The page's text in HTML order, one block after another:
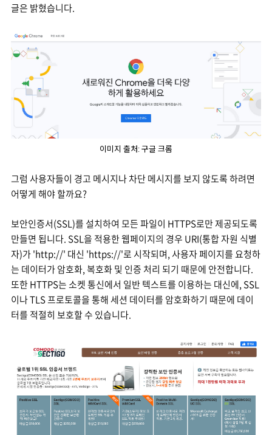
글은 밝혔습니다.
이미지 출처: 구글 크롬
그럼 사용자들이 경고 메시지나 차단 메시지를 보지 않도록 하려면
어떻게 해야 할까요?
보안인증서(SSL)를 설치하여 모든 파일이 HTTPS로만 제공되도록
만들면 됩니다. SSL을 적용한 웹페이지의 경우 URI(통합 자원 식별
자)가 'http://' 대신 'https://'로 시작되며, 사용자 페이지를 요청하
는 데이터가 암호화, 복호화 및 인증 처리 되기 때문에 안전합니다.
또한 HTTPS는 소켓 통신에서 일반 텍스트를 이용하는 대신에, SSL
이나 TLS 프로토콜을 통해 세션 데이터를 암호화하기 때문에 데이
터를 적절히 보호할 수 있습니다.